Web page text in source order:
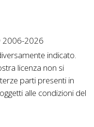
2006-2026
indicato.
licenza non si
parti presenti in
alle condizioni del